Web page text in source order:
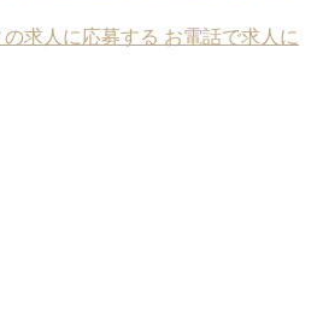
お電話で求人に